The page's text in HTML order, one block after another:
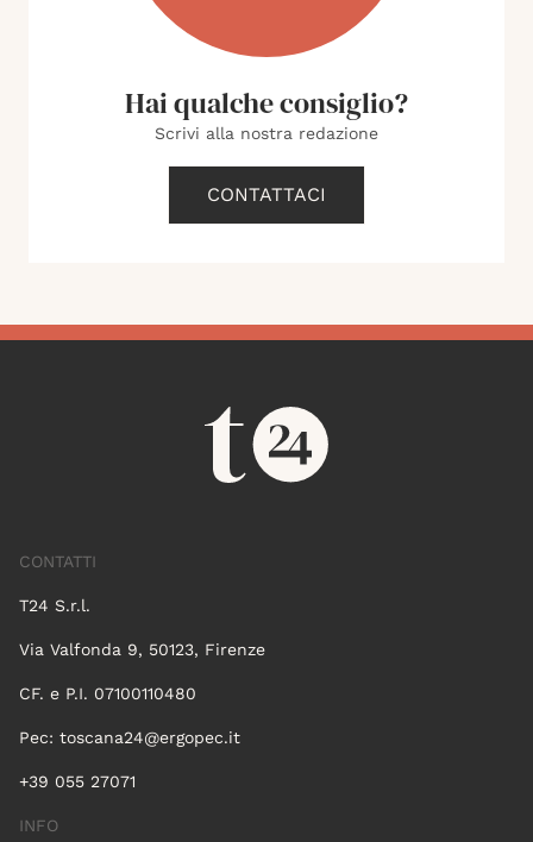
Hai qualche consiglio?
Scrivi alla nostra redazione
CONTATTACI
CONTATTI
T24 S.r.l.
Via Valfonda 9, 50123, Firenze
CF. e P.I. 07100110480
Pec: toscana24@ergopec.it
+39 055 27071
INFO